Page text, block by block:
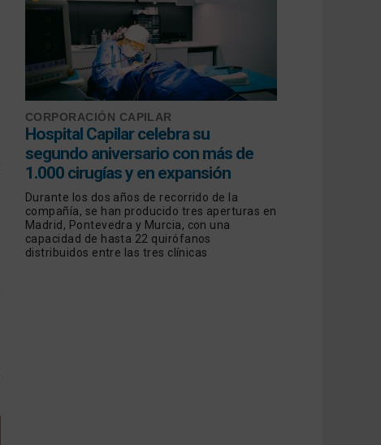
CORPORACIÓN CAPILAR
Hospital Capilar celebra su
segundo aniversario con más de
1.000 cirugías y en expansión
Durante los dos años de recorrido de la
compañía, se han producido tres aperturas en
Madrid, Pontevedra y Murcia, con una
capacidad de hasta 22 quirófanos
distribuidos entre las tres clínicas